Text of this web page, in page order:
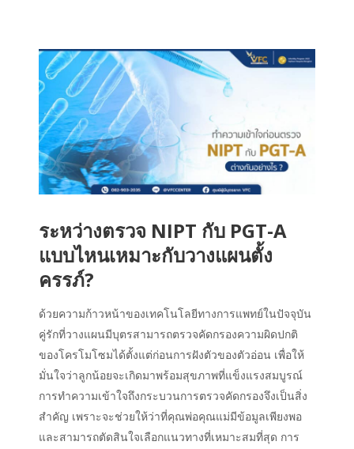
ระหว่างตรวจ NIPT กับ PGT-A
แบบไหนเหมาะกับวางแผนตั้ง
ครรภ์?
ด้วยความก้าวหน้าของเทคโนโลยีทางการแพทย์ในปัจจุบัน
คู่รักที่วางแผนมีบุตรสามารถตรวจคัดกรองความผิดปกติ
ของโครโมโซมได้ตั้งแต่ก่อนการฝังตัวของตัวอ่อน เพื่อให้
มั่นใจว่าลูกน้อยจะเกิดมาพร้อมสุขภาพที่แข็งแรงสมบูรณ์
การทำความเข้าใจถึงกระบวนการตรวจคัดกรองจึงเป็นสิ่ง
สำคัญ เพราะจะช่วยให้ว่าที่คุณพ่อคุณแม่มีข้อมูลเพียงพอ
และสามารถตัดสินใจเลือกแนวทางที่เหมาะสมที่สุด การ